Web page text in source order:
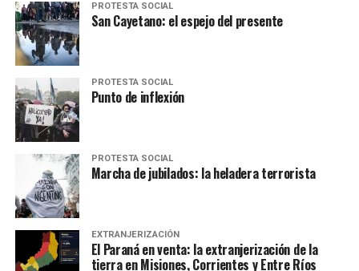
PROTESTA SOCIAL
San Cayetano: el espejo del presente
PROTESTA SOCIAL
Punto de inflexión
PROTESTA SOCIAL
Marcha de jubilados: la heladera terrorista
EXTRANJERIZACIÓN
El Paraná en venta: la extranjerización de la
tierra en Misiones, Corrientes y Entre Ríos